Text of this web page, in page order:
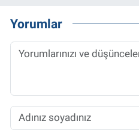
Yorumlar